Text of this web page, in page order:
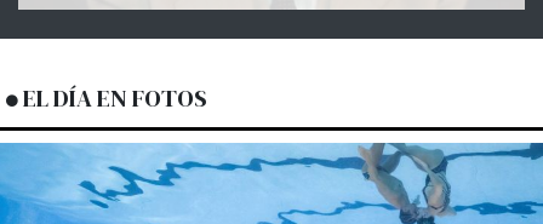
EL DÍA EN FOTOS